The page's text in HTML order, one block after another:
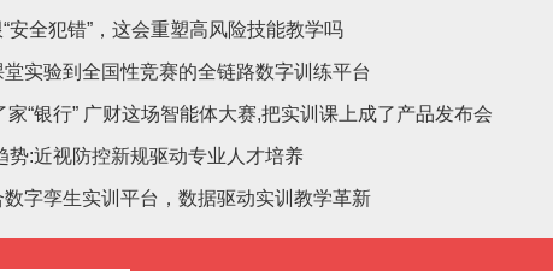
安全犯错”，这会重塑高风险技能教学吗
实验到全国性竞赛的全链路数字训练平台
“银行” 广财这场智能体大赛,把实训课上成了产品发布会
势:近视防控新规驱动专业人才培养
字孪生实训平台，数据驱动实训教学革新